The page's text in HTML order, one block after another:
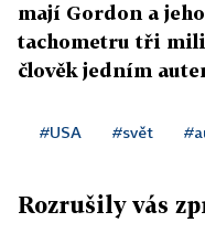
mají Gordon a
tachometru tři
člověk jedním
#USA #svět
Rozrušily vás